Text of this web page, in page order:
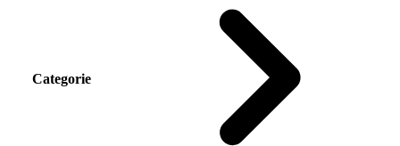
Categorie